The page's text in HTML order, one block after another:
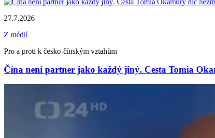
27.7.2026
Z médií
Pro a proti k česko-čínským vztahům
Čína není partner jako každý jiný. Cesta Tomia